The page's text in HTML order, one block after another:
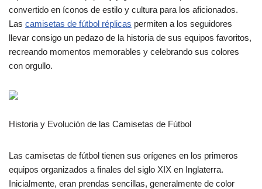
convertido en íconos de estilo y cultura para los aficionados.
Las camisetas de fútbol réplicas permiten a los seguidores
llevar consigo un pedazo de la historia de sus equipos favoritos,
recreando momentos memorables y celebrando sus colores
con orgullo.
Historia y Evolución de las Camisetas de Fútbol
Las camisetas de fútbol tienen sus orígenes en los primeros
equipos organizados a finales del siglo XIX en Inglaterra.
Inicialmente, eran prendas sencillas, generalmente de color